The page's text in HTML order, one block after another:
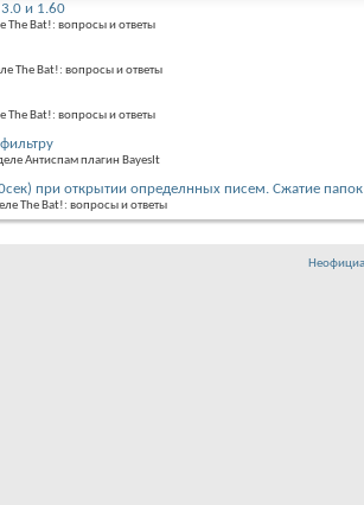
3.0 и 1.60
The Bat!: вопросы и ответы
The Bat!: вопросы и ответы
The Bat!: вопросы и ответы
Антиспам плагин BayesIt
при открытии определнных писем. Сжатие папок
The Bat!: вопросы и ответы